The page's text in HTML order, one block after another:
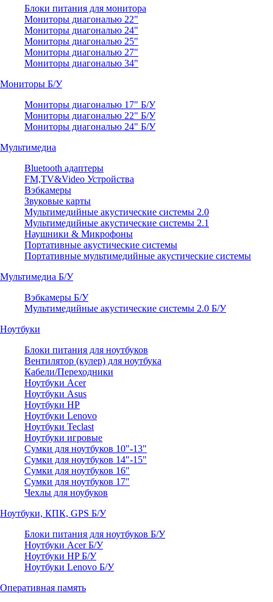
Блоки питания для монитора
Мониторы диагональю 22"
Мониторы диагональю 24"
Мониторы диагональю 25"
Мониторы диагональю 27"
Мониторы диагональю 34"
Мониторы Б/У
Мониторы диагональю 17" Б/У
Мониторы диагональю 22" Б/У
Мониторы диагональю 24" Б/У
Мультимедиа
Bluetooth адаптеры
FM,TV&Video Устройства
Вэбкамеры
Звуковые карты
Мультимедийные акустические системы 2.0
Мультимедийные акустические системы 2.1
Наушники & Микрофоны
Портативные акустические системы
Портативные мультимедийные акустические системы
Мультимедиа Б/У
Вэбкамеры Б/У
Мультимедийные акустические системы 2.0 Б/У
Ноутбуки
Блоки питания для ноутбуков
Вентилятор (кулер) для ноутбука
Кабели/Переходники
Ноутбуки Acer
Ноутбуки Asus
Ноутбуки HP
Ноутбуки Lenovo
Ноутбуки Teclast
Ноутбуки игровые
Сумки для ноутбуков 10"-13"
Сумки для ноутбуков 14"-15"
Сумки для ноутбуков 16"
Сумки для ноутбуков 17"
Чехлы для ноубуков
Ноутбуки, КПК, GPS Б/У
Блоки питания для ноутбуков Б/У
Ноутбуки Acer Б/У
Ноутбуки HP Б/У
Ноутбуки Lenovo Б/У
Оперативная память